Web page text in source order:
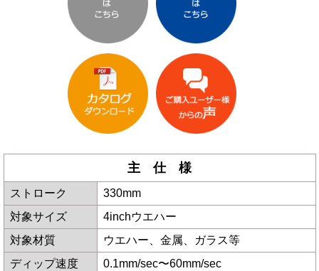
主 仕 様
ストローク
330mm
対象サイズ
4inchウエハー
対象材質
ウエハー、金属、ガラス等
ディップ速度
0.1mm/sec〜60mm/sec